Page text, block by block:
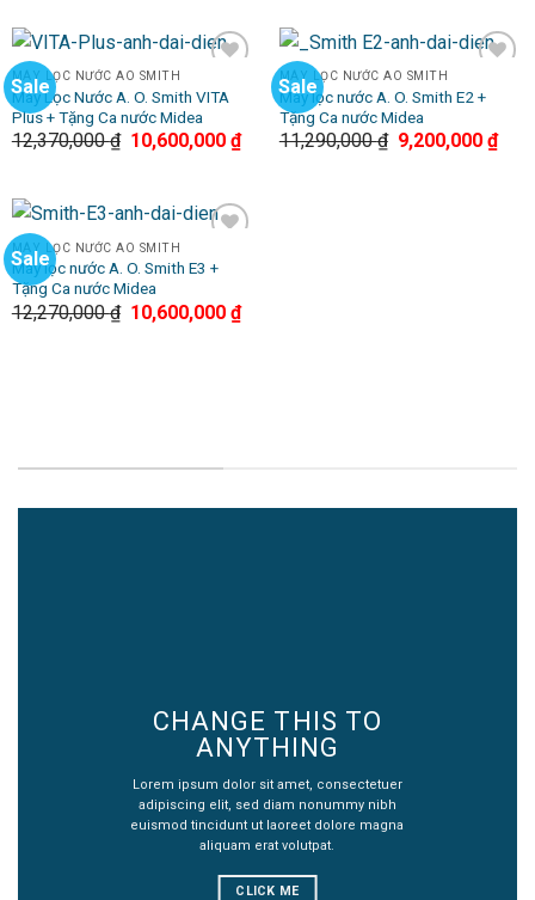
Sale
Wishlist
MÁY LỌC NƯỚC AO SMITH
Máy Lọc Nước A. O. Smith VITA
Plus + Tặng Ca nước Midea
12,370,000₫ 10,600,000 ₫
Sale
Wishlist
MÁY LỌC NƯỚC AO SMITH
Máy lọc nước A. O. Smith E2 +
Tặng Ca nước Midea
11,290,000₫ 9,200,000 ₫
Sale
Wishlist
MÁY LỌC NƯỚC AO SMITH
Máy lọc nước A. O. Smith E3 +
Tặng Ca nước Midea
12,270,000₫ 10,600,000 ₫
CHANGE THIS TO
ANYTHING
Lorem ipsum dolor sit amet, consectetuer
adipiscing elit, sed diam nonummy nibh
euismod tincidunt ut laoreet dolore magna
aliquam erat volutpat.
CLICK ME